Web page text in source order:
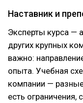
Наставник и
Эксперты курса —
других крупных
важно:
опыта. Учебная
компании —
есть ограничения,